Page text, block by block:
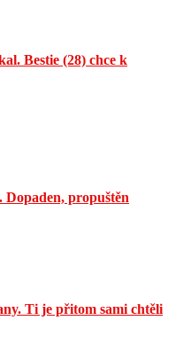
Bestie (28) chce k
Dopaden, propuštěn
Ti je přitom sami chtěli